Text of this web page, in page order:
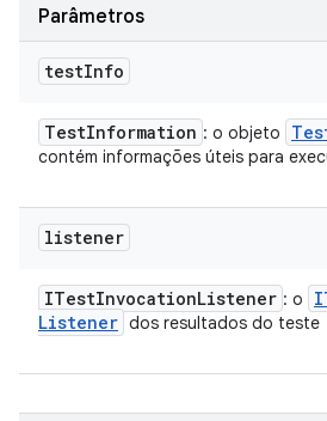
Parâmetros
testInfo
TestInformation : o objeto
contém informações úteis para
listener
ITestInvocationListener : o
Listener dos resultados do teste